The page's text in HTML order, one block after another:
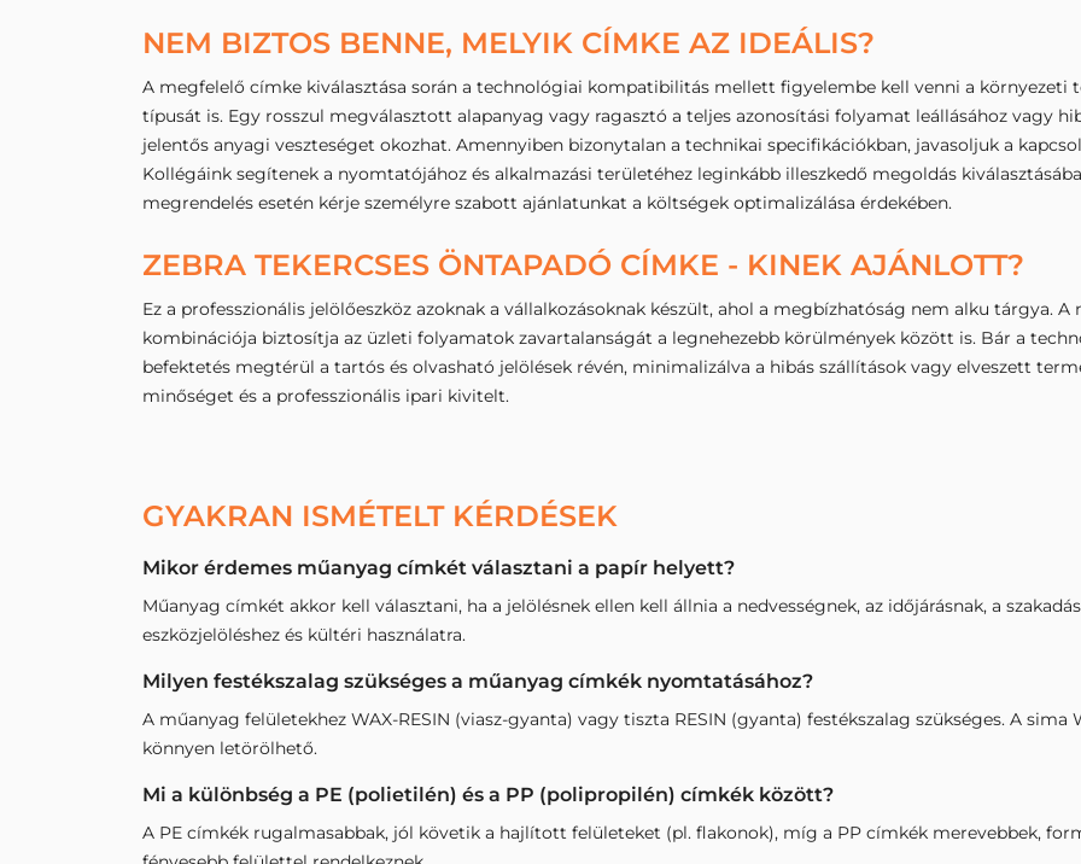
NEM BIZTOS BENNE, MELYIK CÍMKE AZ IDEÁLIS?
A megfelelő címke kiválasztása során a technológiai kompatibilitás mellett figyelembe kell venni a környezeti
típusát is. Egy rosszul megválasztott alapanyag vagy ragasztó a teljes azonosítási folyamat leállásához vagy
jelentős anyagi veszteséget okozhat. Amennyiben bizonytalan a technikai specifikációkban, javasoljuk a
Kollégáink segítenek a nyomtatójához és alkalmazási területéhez leginkább illeszkedő megoldás
megrendelés esetén kérje személyre szabott ajánlatunkat a költségek optimalizálása érdekében.
ZEBRA TEKERCSES ÖNTAPADÓ CÍMKE - KINEK AJÁNLOTT?
Ez a professzionális jelölőeszköz azoknak a vállalkozásoknak készült, ahol a megbízhatóság nem alku tárgya.
kombinációja biztosítja az üzleti folyamatok zavartalanságát a legnehezebb körülmények között is. Bár a
befektetés megtérül a tartós és olvasható jelölések révén, minimalizálva a hibás szállítások vagy elveszett
minőséget és a professzionális ipari kivitelt.
GYAKRAN ISMÉTELT KÉRDÉSEK
Mikor érdemes műanyag címkét választani a papír helyett?
Műanyag címkét akkor kell választani, ha a jelölésnek ellen kell állnia a nedvességnek, az időjárásnak, a
eszközjelöléshez és kültéri használatra.
Milyen festékszalag szükséges a műanyag címkék nyomtatásához?
A műanyag felületekhez WAX-RESIN (viasz-gyanta) vagy tiszta RESIN (gyanta) festékszalag szükséges. A
könnyen letörölhető.
Mi a különbség a PE (polietilén) és a PP (polipropilén) címkék között?
A PE címkék rugalmasabbak, jól követik a hajlított felületeket (pl. flakonok), míg a PP címkék merevebbek,